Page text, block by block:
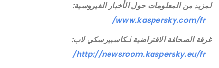
لمزيد من المعلومات حول الأخبار الفيروسية:
www.kaspersky.com/fr/
غرفة الصحافة الافتراضية لـكاسبيرسكي لاب:
http://newsroom.kaspersky.eu/fr/